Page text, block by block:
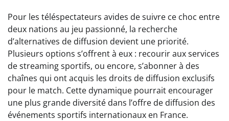
Pour les téléspectateurs avides de suivre ce choc entre
deux nations au jeu passionné, la recherche
d’alternatives de diffusion devient une priorité.
Plusieurs options s’offrent à eux : recourir aux services
de streaming sportifs, ou encore, s’abonner à des
chaînes qui ont acquis les droits de diffusion exclusifs
pour le match. Cette dynamique pourrait encourager
une plus grande diversité dans l’offre de diffusion des
événements sportifs internationaux en France.